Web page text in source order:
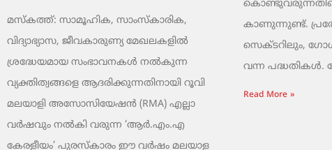
മസ്കത്ത്: സാമൂഹിക, സാംസ്‌കാരിക,
വിദ്യാഭ്യാസ, ജീവകാരുണ്യ മേഖലകളിൽ
ശ്രദ്ധേയമായ സംഭാവനകൾ നൽകുന്ന
വ്യക്തിത്വങ്ങളെ ആദരിക്കുന്നതിനായി റൂവി
മലയാളി അസോസിയേഷൻ (RMA) എല്ലാ
വർഷവും നൽകി വരുന്ന ‘ആർ.എം.എ
കേരളീയം’ പുരസ്‌കാരം ഈ വർഷം മലയാള
കാണുന്നുണ്ട്.
സെക്ടറിലും,
വന്ന പദ്ധതികൾ.
Read More »